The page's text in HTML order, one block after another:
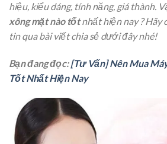
hiệu, kiểu dáng, tính năng, giá thành.
xông mặt nào tốt nhất hiện nay ? Hãy
tin qua bài viết chia sẻ dưới đây nhé!
Bạn đang đọc:[Tư Vấn] Nên Mua
Tốt Nhất Hiện Nay